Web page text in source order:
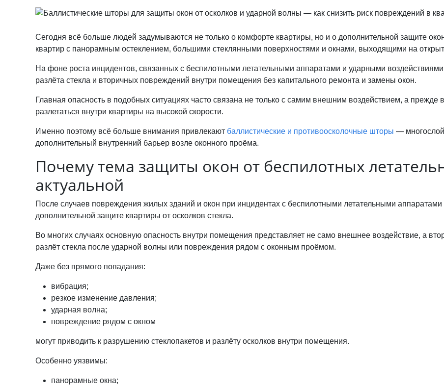
Сегодня всё больше людей задумываются не только о комфорте квартиры, но и о дополнительной защите
квартир с панорамным остеклением, большими стеклянными поверхностями и окнами, выходящими на
На фоне роста инцидентов, связанных с беспилотными летательными аппаратами и ударными
разлёта стекла и вторичных повреждений внутри помещения без капитального ремонта и замены окон.
Главная опасность в подобных ситуациях часто связана не только с самим внешним воздействием, а прежде
разлетаться внутри квартиры на высокой скорости.
Именно поэтому всё больше внимания привлекают баллистические и противоосколочные шторы —
дополнительный внутренний барьер возле оконного проёма.
Почему тема защиты окон от беспилотных
актуальной
После случаев повреждения жилых зданий и окон при инцидентах с беспилотными летательными
дополнительной защите квартиры от осколков стекла.
Во многих случаях основную опасность внутри помещения представляет не само внешнее воздействие, а
разлёт стекла после ударной волны или повреждения рядом с оконным проёмом.
Даже без прямого попадания:
вибрация;
резкое изменение давления;
ударная волна;
повреждение рядом с окном
могут приводить к разрушению стеклопакетов и разлёту осколков внутри помещения.
Особенно уязвимы:
панорамные окна;